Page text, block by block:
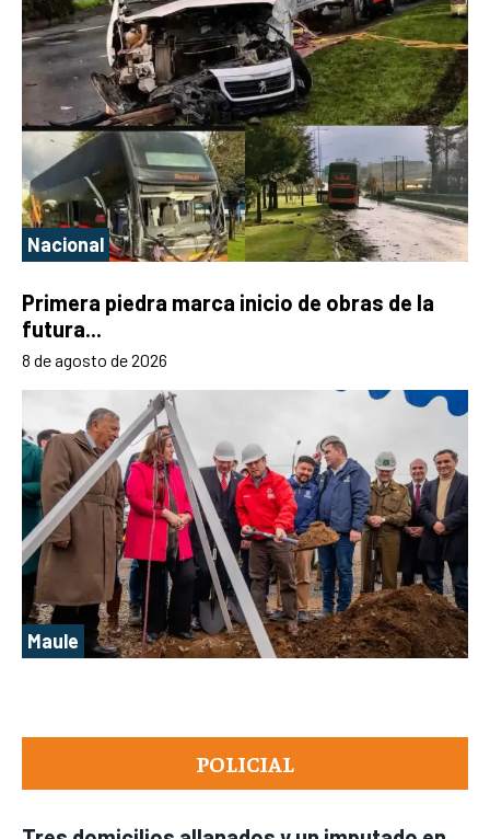
POLICIAL
Nacional
Primera piedra marca inicio de obras de la
futura...
8 de agosto de 2026
Maule